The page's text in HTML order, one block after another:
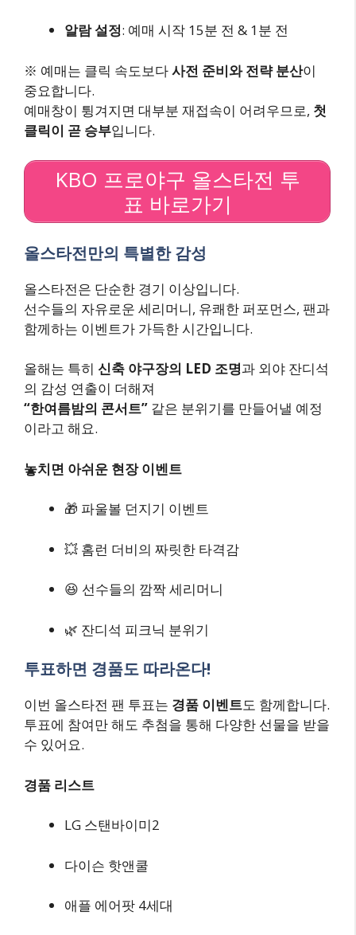
알람 설정: 예매 시작 15분 전 & 1분 전
※ 예매는 클릭 속도보다사전 준비와 전략 분산이
중요합니다.
예매창이 튕겨지면 대부분 재접속이 어려우므로, 첫
클릭이 곧 승부입니다.
KBO 프로야구 올스타전 투
표 바로가기
올스타전만의 특별한 감성
올스타전은 단순한 경기 이상입니다.
선수들의 자유로운 세리머니, 유쾌한 퍼포먼스, 팬과
함께하는 이벤트가 가득한 시간입니다.
올해는 특히 신축 야구장의 LED 조명과 외야 잔디석
의 감성 연출이 더해져
“한여름밤의 콘서트” 같은 분위기를 만들어낼 예정
이라고 해요.
놓치면 아쉬운 현장 이벤트
🎁 파울볼 던지기 이벤트
💥 홈런 더비의 짜릿한 타격감
😆 선수들의 깜짝 세리머니
🌿 잔디석 피크닉 분위기
투표하면 경품도 따라온다!
이번 올스타전 팬 투표는 경품 이벤트도 함께합니다.
투표에 참여만 해도 추첨을 통해 다양한 선물을 받을
수 있어요.
경품 리스트
LG 스탠바이미2
다이슨 핫앤쿨
애플 에어팟 4세대